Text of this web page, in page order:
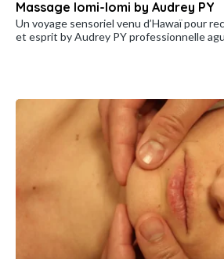
Massage lomi-lomi by Audrey PY
Un voyage sensoriel venu d’Hawaï pour
et esprit by Audrey PY professionnelle